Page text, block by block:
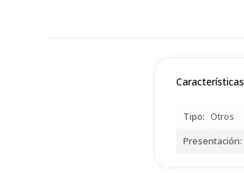
Características
Tipo
Otros
Presentación